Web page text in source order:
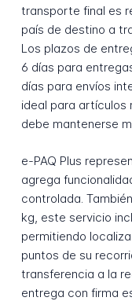
transporte final es
país de destino a
Los plazos de
6 días para
días para envíos
ideal para artículos
debe mantenerse
e-PAQ Plus
agrega
controlada.
kg, este servicio
permitiendo
puntos de su
transferencia a la
entrega con firma